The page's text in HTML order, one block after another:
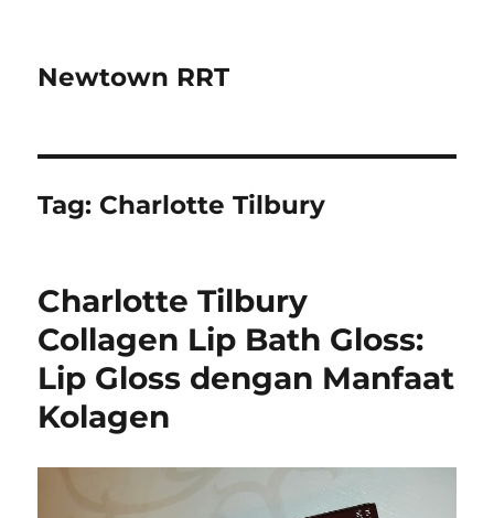
Newtown RRT
Tag: Charlotte Tilbury
Charlotte Tilbury
Collagen Lip Bath Gloss:
Lip Gloss dengan Manfaat
Kolagen